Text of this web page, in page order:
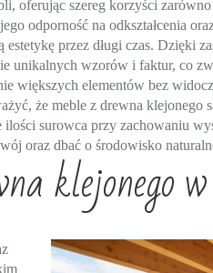
oferując szereg korzyści
odporność na odkształcenia
przez długi czas. Dzięki
unikalnych wzorów i faktur, co
większych elementów bez
że meble z drewna klejonego
surowca przy zachowaniu
oraz dbać o środowisko
klejonego w